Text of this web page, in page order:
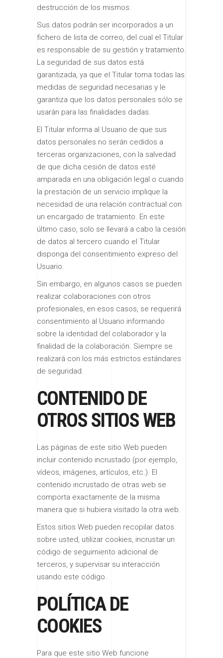
destrucción de los mismos.
Sus datos podrán ser incorporados a un
fichero de lista de correo, del cual el Titular
es responsable de su gestión y tratamiento.
La seguridad de sus datos está
garantizada, ya que el Titular toma todas las
medidas de seguridad necesarias y le
garantiza que los datos personales sólo se
usarán para las finalidades dadas.
El Titular informa al Usuario de que sus
datos personales no serán cedidos a
terceras organizaciones, con la salvedad
de que dicha cesión de datos esté
amparada en una obligación legal o cuando
la prestación de un servicio implique la
necesidad de una relación contractual con
un encargado de tratamiento. En este
último caso, solo se llevará a cabo la cesión
de datos al tercero cuando el Titular
disponga del consentimiento expreso del
Usuario.
Sin embargo, en algunos casos se pueden
realizar colaboraciones con otros
profesionales, en esos casos, se requerirá
consentimiento al Usuario informando
sobre la identidad del colaborador y la
finalidad de la colaboración. Siempre se
realizará con los más estrictos estándares
de seguridad.
CONTENIDO DE
OTROS SITIOS WEB
Las páginas de este sitio Web pueden
incluir contenido incrustado (por ejemplo,
vídeos, imágenes, artículos, etc.). El
contenido incrustado de otras web se
comporta exactamente de la misma
manera que si hubiera visitado la otra web.
Estos sitios Web pueden recopilar datos
sobre usted, utilizar cookies, incrustar un
código de seguimiento adicional de
terceros, y supervisar su interacción
usando este código.
POLÍTICA DE
COOKIES
Para que este sitio Web funcione